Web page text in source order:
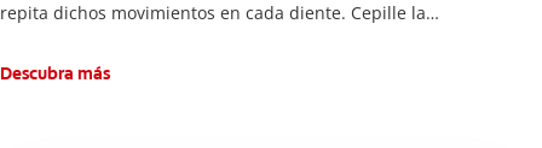
repita dichos movimientos en cada diente. Cepille la
atrás hacia adelante. Cepille la superficie masticatoria (parte
Descubra más